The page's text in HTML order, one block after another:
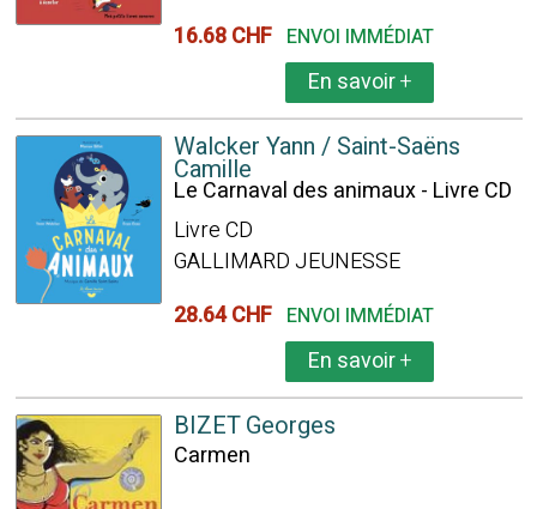
16.68 CHF ENVOI IMMÉDIAT
En savoir+
Walcker Yann / Saint-Saëns
Camille
Le Carnaval des animaux - Livre CD
Livre CD
GALLIMARD JEUNESSE
28.64 CHF ENVOI IMMÉDIAT
En savoir+
BIZET Georges
Carmen